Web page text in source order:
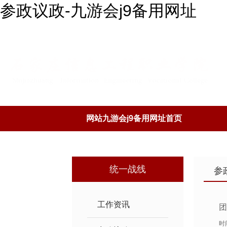
参政议政-九游会j9备用网址
网站九游会j9备用网址首页
统一战线
工作资讯
参
时